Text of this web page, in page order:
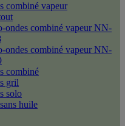
combiné vapeur
ondes combiné vapeur NN-
ondes combiné vapeur NN-
combiné
gril
solo
huile